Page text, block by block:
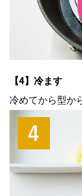
【4】冷ます
冷めてから型か